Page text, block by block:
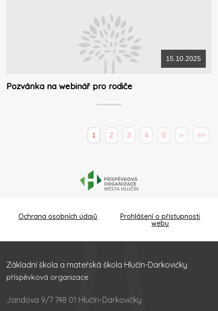
15.10.2025
Pozvánka na webinář pro rodiče
1 2 3 4 5 > >>
Ochrana osobních údajů Prohlášení o přístupnosti
webu
Základní škola a mateřská škola Hlučín-Darkovičky
příspěvková organizace
Jandova 9/7 748 01 Hlučín-Darkovičky